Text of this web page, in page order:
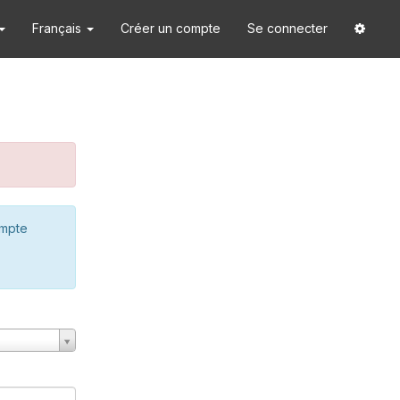
Français Créer un compte Se connecter